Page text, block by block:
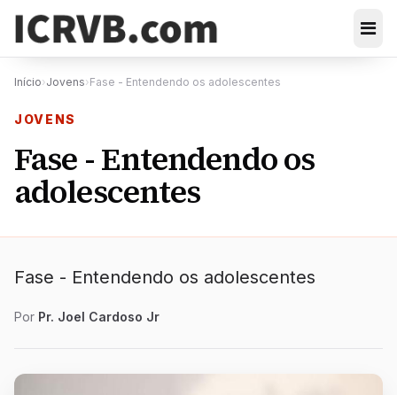
Início›Jovens›Fase - Entendendo os adolescentes
JOVENS
Fase - Entendendo os
adolescentes
Fase - Entendendo os adolescentes
Por Pr. Joel Cardoso Jr